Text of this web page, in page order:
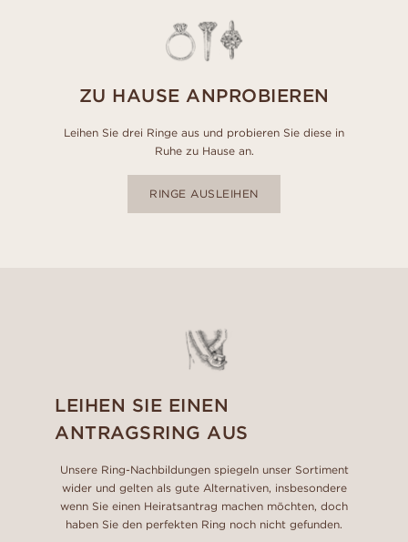
ZU HAUSE ANPROBIEREN
Leihen Sie drei Ringe aus und probieren Sie diese in
Ruhe zu Hause an.
RINGE AUSLEIHEN
LEIHEN SIE EINEN
ANTRAGSRING AUS
Unsere Ring-Nachbildungen spiegeln unser Sortiment
wider und gelten als gute Alternativen, insbesondere
wenn Sie einen Heiratsantrag machen möchten, doch
haben Sie den perfekten Ring noch nicht gefunden.